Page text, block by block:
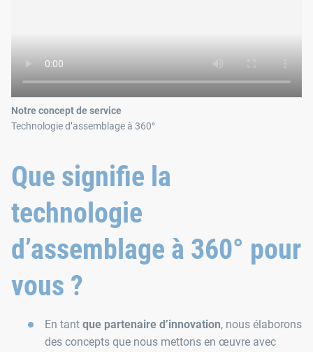
Notre concept de service
Technologie d’assemblage à 360°
Que signifie la
technologie
d’assemblage à 360° pour
vous ?
En tant que partenaire d’innovation, nous élaborons
des concepts que nous mettons en œuvre avec